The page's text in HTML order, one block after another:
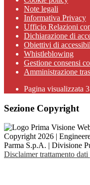
Note legali
Informativa Privacy
Ufficio Relazioni
Dichiarazione di
Obiettivi di
Whistleblowing
Gestione consensi
Amministrazione
Pagina visualizzata
Sezione Copyright
Copyright 2026 |
Parma S.p.A. | Divisione
Disclaimer trattamento dati